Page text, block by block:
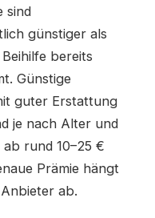
sind
günstiger als
bereits
Günstige
guter Erstattung
je nach Alter und
rund 10–25 €
Prämie hängt
ab.